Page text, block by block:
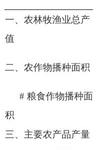
一、农林牧渔业总产
值
二、农作物播种面积
# 粮食作物播种面
积
三、主要农产品产量